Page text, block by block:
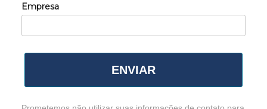
Empresa
ENVIAR